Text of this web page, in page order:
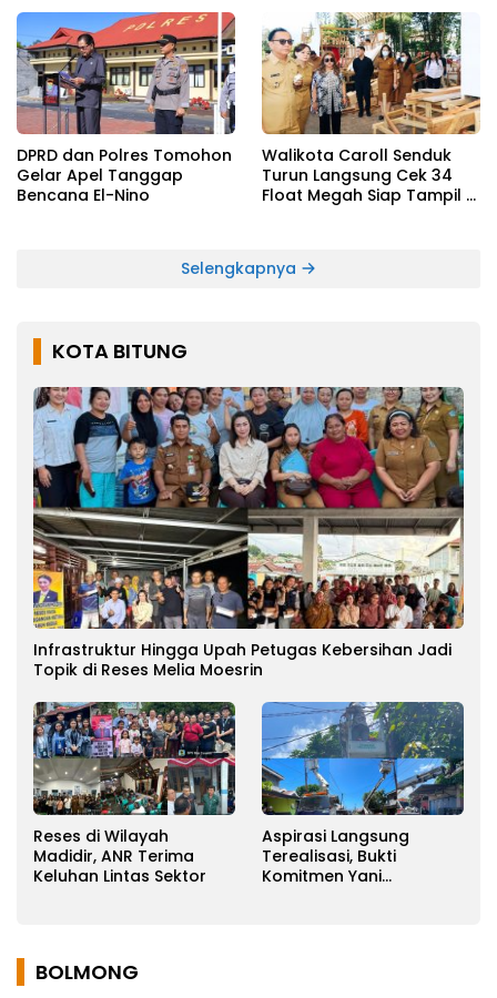
DPRD dan Polres Tomohon
Gelar Apel Tanggap
Bencana El-Nino
Walikota Caroll Senduk
Turun Langsung Cek 34
Float Megah Siap Tampil di
Selengkapnya
KOTA BITUNG
Infrastruktur Hingga Upah Petugas Kebersihan Jadi
Topik di Reses Melia Moesrin
Reses di Wilayah
Madidir, ANR Terima
Keluhan Lintas Sektor
Aspirasi Langsung
Terealisasi, Bukti
Komitmen Yani
BOLMONG